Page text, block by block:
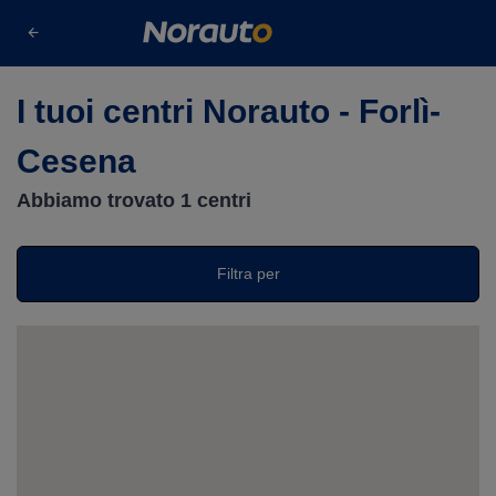
Forlì-Cesena
I tuoi centri Norauto - Forlì-
Cesena
Abbiamo trovato 1 centri
Filtra per